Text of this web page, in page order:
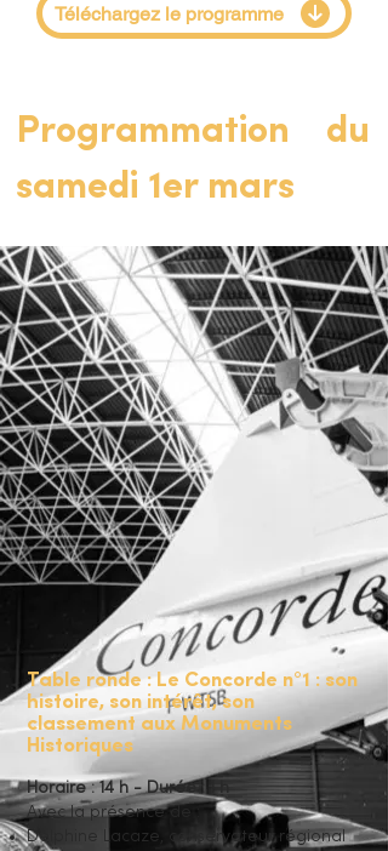
Téléchargez le programme
Programmation du
samedi 1er mars
Table ronde : Le Concorde n°1 : son
histoire, son intérêt, son
classement aux Monuments
Historiques
Horaire : 14 h - Durée : 1 h
Avec la présence de :
Delphine Lacaze, conservateur régional